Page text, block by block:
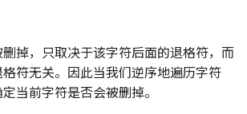
掉，只取决于该字符后面的退格符，而
符无关。因此当我们逆序地遍历字符
当前字符是否会被删掉。